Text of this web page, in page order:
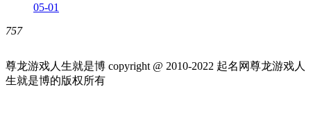
05-01
757
尊龙游戏人生就是博 copyright @ 2010-2022 起名网尊龙游戏人
生就是博的版权所有